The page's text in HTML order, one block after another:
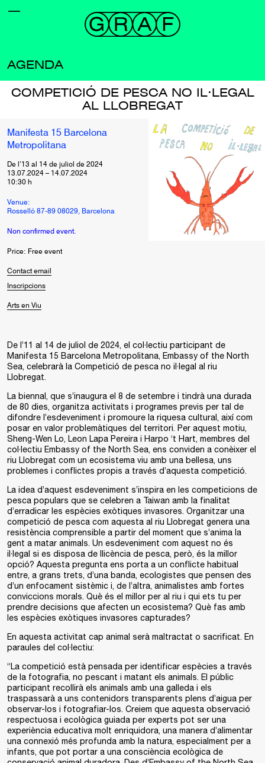
AGENDA
COMPETICIÓ DE PESCA NO IL·LEGAL
AL LLOBREGAT
Manifesta 15 Barcelona
Metropolitana
De l’13 al 14 de juliol de 2024
13.07.2024 – 14.07.2024
10:30 h
Venue:
Rosselló 87-89 08029, Barcelona
Non confirmed event.
Price: Free event
Contact email
Inscripcions
Arts en Viu
De l’11 al 14 de juliol de 2024, el col·lectiu participant de
Manifesta 15 Barcelona Metropolitana, Embassy of the North
Sea, celebrarà la Competició de pesca no il·legal al riu
Llobregat.
La biennal, que s’inaugura el 8 de setembre i tindrà una durada
de 80 dies, organitza activitats i programes previs per tal de
difondre l’esdeveniment i promoure la riquesa cultural, així com
posar en valor problemàtiques del territori. Per aquest motiu,
Sheng-Wen Lo, Leon Lapa Pereira i Harpo ‘t Hart, membres del
col·lectiu Embassy of the North Sea, ens conviden a conèixer el
riu Llobregat com un ecosistema viu amb una bellesa, uns
problemes i conflictes propis a través d’aquesta competició.
La idea d’aquest esdeveniment s’inspira en les competicions de
pesca populars que se celebren a Taiwan amb la finalitat
d’erradicar les espècies exòtiques invasores. Organitzar una
competició de pesca com aquesta al riu Llobregat genera una
resistència comprensible a partir del moment que s’anima la
gent a matar animals. Un esdeveniment com aquest no és
il·legal si es disposa de llicència de pesca, però, és la millor
opció? Aquesta pregunta ens porta a un conflicte habitual
entre, a grans trets, d’una banda, ecologistes que pensen des
d’un enfocament sistèmic i, de l’altra, animalistes amb fortes
conviccions morals. Què és el millor per al riu i qui ets tu per
prendre decisions que afecten un ecosistema? Què fas amb
les espècies exòtiques invasores capturades?
En aquesta activitat cap animal serà maltractat o sacrificat. En
paraules del col·lectiu:
“La competició està pensada per identificar espècies a través
de la fotografia, no pescant i matant els animals. El públic
participant recollirà els animals amb una galleda i els
traspassarà a uns contenidors transparents plens d’aigua per
observar-los i fotografiar-los. Creiem que aquesta observació
respectuosa i ecològica guiada per experts pot ser una
experiència educativa molt enriquidora, una manera d’alimentar
una connexió més profunda amb la natura, especialment per a
infants, que pot portar a una consciència ecològica de